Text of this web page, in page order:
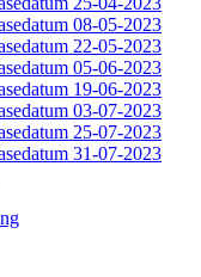
08-05-2023
22-05-2023
05-06-2023
19-06-2023
03-07-2023
25-07-2023
31-07-2023